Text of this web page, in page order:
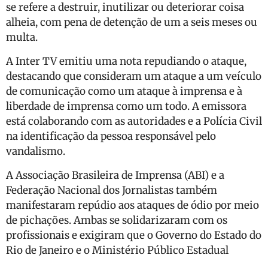
se refere a destruir, inutilizar ou deteriorar coisa
alheia, com pena de detenção de um a seis meses ou
multa.
A Inter TV emitiu uma nota repudiando o ataque,
destacando que consideram um ataque a um veículo
de comunicação como um ataque à imprensa e à
liberdade de imprensa como um todo. A emissora
está colaborando com as autoridades e a Polícia Civil
na identificação da pessoa responsável pelo
vandalismo.
A Associação Brasileira de Imprensa (ABI) e a
Federação Nacional dos Jornalistas também
manifestaram repúdio aos ataques de ódio por meio
de pichações. Ambas se solidarizaram com os
profissionais e exigiram que o Governo do Estado do
Rio de Janeiro e o Ministério Público Estadual